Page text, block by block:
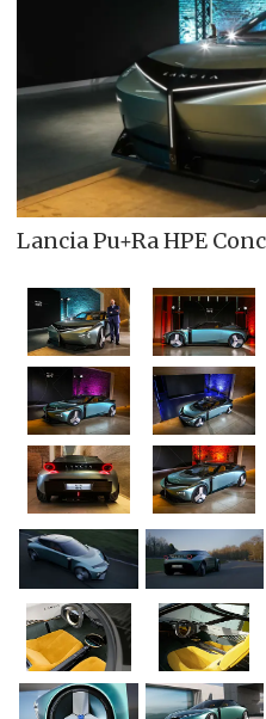
Lancia Pu+Ra HPE